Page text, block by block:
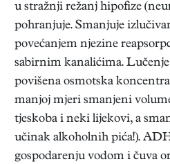
u stražnji režanj hipofize
pohranjuje. Smanjuje
povećanjem njezine
sabirnim kanalićima.
povišena osmotska
manjoj mjeri smanjeni
tjeskoba i neki lijekovi, a
učinak alkoholnih pića!).
gospodarenju vodom i čuva